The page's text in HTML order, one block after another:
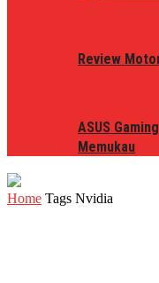
Review
ASUS
Memukau
Home Tags Nvidia